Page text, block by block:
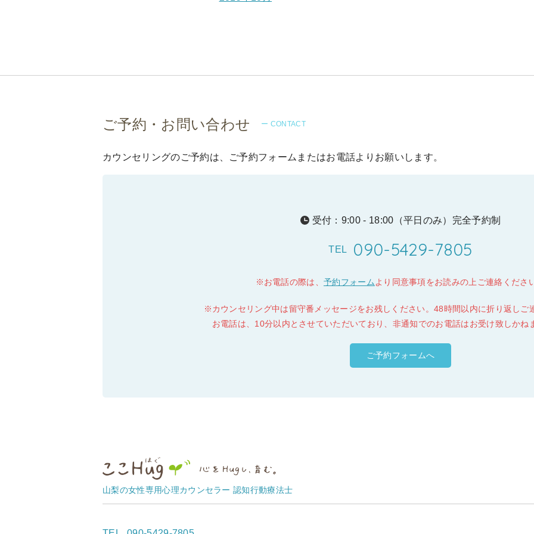
ご予約・お問い合わせ ー CONTACT
カウンセリングのご予約は、ご予約フォームまたはお電話よりお願いします。
受付：9:00 - 18:00（平日のみ） 完全予約制
TEL 090-5429-7805
お電話の際は、 予約フォーム より同意事項をお読みの上ご連絡くださ
カウンセリング中は留守番メッセージをお残しください。48時間以内に折り返しご
お電話は、10分以内とさせていただいており、非通知でのお電話はお受け致しかね
ご予約フォームへ
山梨の女性専用心理カウンセラー 認知行動療法士